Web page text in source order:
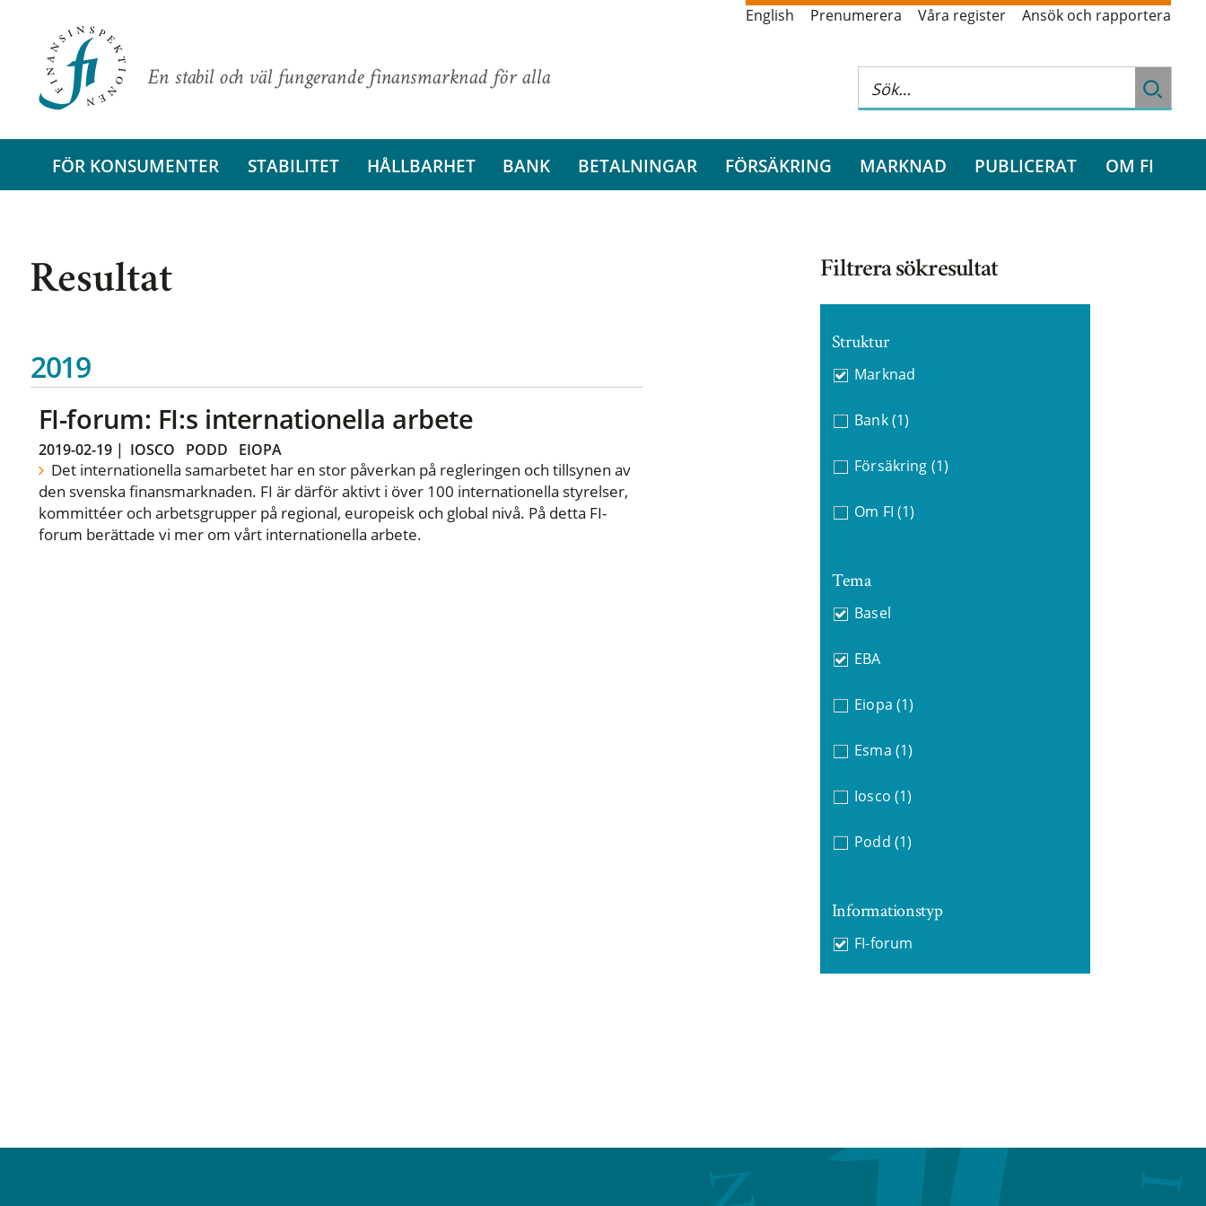
En stabil och väl fungerande finansmarknad för alla
English Prenumerera Våra register Ansök och rapportera
FÖR KONSUMENTER STABILITET HÅLLBARHET BANK BETALNINGAR FÖRSÄKRING MARKNAD PUBLICERAT OM FI
Resultat
2019
FI-forum: FI:s internationella arbete
2019-02-19| IOSCO PODD EIOPA
Det internationella samarbetet har en stor påverkan på regleringen och tillsynen av
den svenska finansmarknaden. FI är därför aktivt i över 100 internationella styrelser,
kommittéer och arbetsgrupper på regional, europeisk och global nivå. På detta FI-
forum berättade vi mer om vårt internationella arbete.
Filtrera sökresultat
Struktur
Marknad
Bank (1)
Försäkring (1)
Om FI (1)
Tema
Basel
EBA
Eiopa (1)
Esma (1)
Iosco (1)
Podd (1)
Informationstyp
FI-forum